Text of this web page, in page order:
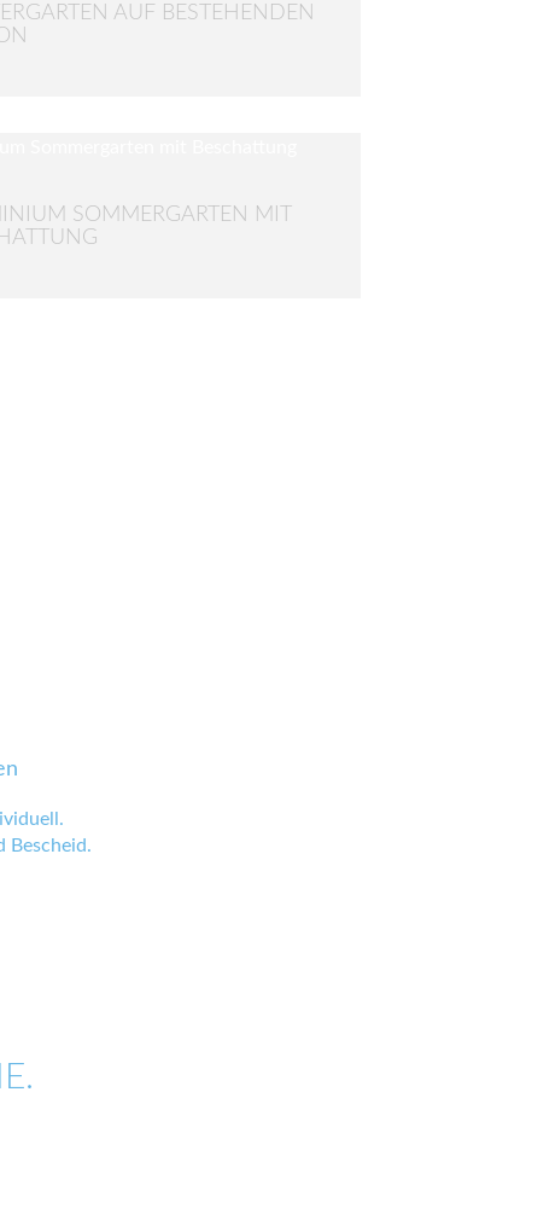
AUF BESTEHENDEN
SOMMERGARTEN MIT
Bescheid.